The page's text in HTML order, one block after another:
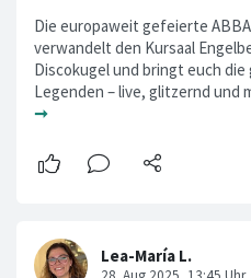
Die europaweit gefeierte
verwandelt den Kursaal
Discokugel und bringt euch
Legenden – live, glitzernd und
➞